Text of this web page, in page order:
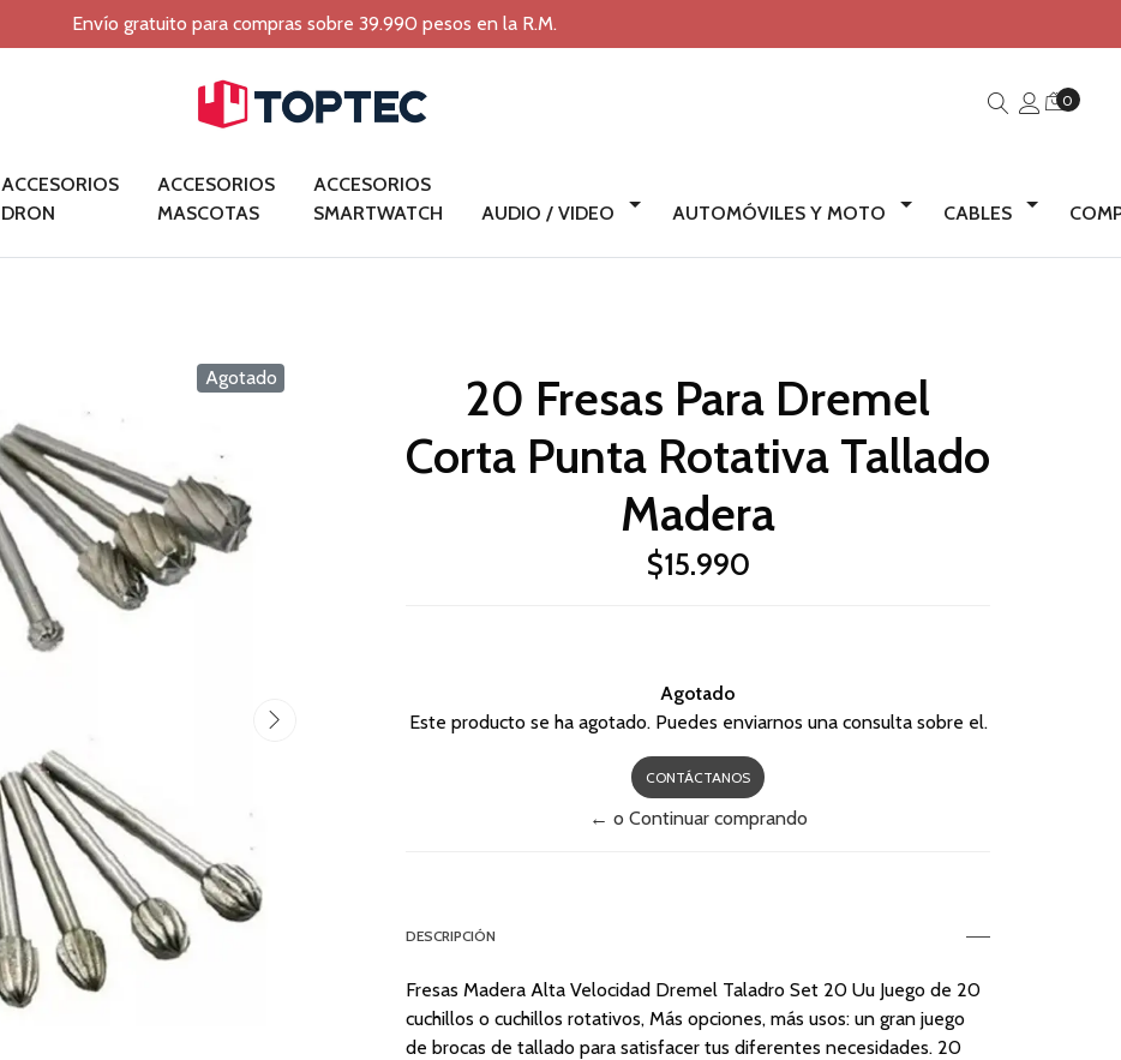
Envío gratuito para compras sobre 39.990 pesos en la R.M.
0
ACCESORIOS
DRON
ACCESORIOS
MASCOTAS
ACCESORIOS
SMARTWATCH
AUDIO / VIDEO AUTOMÓVILES Y MOTO CABLES
Agotado
20 Fresas Para Dremel
Corta Punta Rotativa Tallado
Madera
$15.990
Agotado
Este producto se ha agotado. Puedes enviarnos una consulta sobre el.
CONTÁCTANOS
← o Continuar comprando
DESCRIPCIÓN
Fresas Madera Alta Velocidad Dremel Taladro Set 20 Uu Juego de 20
cuchillos o cuchillos rotativos, Más opciones, más usos: un gran juego
de brocas de tallado para satisfacer tus diferentes necesidades. 20